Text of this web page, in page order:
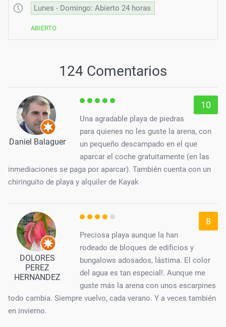
Lunes - Domingo: Abierto 24 horas
ABIERTO
124 Comentarios
Daniel Balaguer
10
Una agradable playa de piedras
para quienes no les guste la arena, con
un pequeño descampado en el que
aparcar el coche gratuitamente (en las
inmediaciones se paga por aparcar). También cuenta con un
chiringuito de playa y alquiler de Kayak
DOLORES
PEREZ
HERNANDEZ
8
Preciosa playa aunque la han
rodeado de bloques de edificios y
bungalows adosados, lástima. El color
del agua es tan especial!. Aunque me
guste más la arena con unos escarpines
todo cambia. Siempre vuelvo, cada verano. Y a veces también
en invierno.